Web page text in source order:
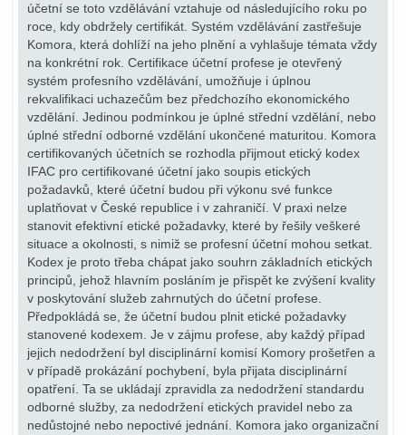
účetní se toto vzdělávání vztahuje od následujícího roku po
roce, kdy obdržely certifikát. Systém vzdělávání zastřešuje
Komora, která dohlíží na jeho plnění a vyhlašuje témata vždy
na konkrétní rok. Certifikace účetní profese je otevřený
systém profesního vzdělávání, umožňuje i úplnou
rekvalifikaci uchazečům bez předchozího ekonomického
vzdělání. Jedinou podmínkou je úplné střední vzdělání, nebo
úplné střední odborné vzdělání ukončené maturitou. Komora
certifikovaných účetních se rozhodla přijmout etický kodex
IFAC pro certifikované účetní jako soupis etických
požadavků, které účetní budou při výkonu své funkce
uplatňovat v České republice i v zahraničí. V praxi nelze
stanovit efektivní etické požadavky, které by řešily veškeré
situace a okolnosti, s nimiž se profesní účetní mohou setkat.
Kodex je proto třeba chápat jako souhrn základních etických
principů, jehož hlavním posláním je přispět ke zvýšení kvality
v poskytování služeb zahrnutých do účetní profese.
Předpokládá se, že účetní budou plnit etické požadavky
stanovené kodexem. Je v zájmu profese, aby každý případ
jejich nedodržení byl disciplinární komisí Komory prošetřen a
v případě prokázání pochybení, byla přijata disciplinární
opatření. Ta se ukládají zpravidla za nedodržení standardu
odborné služby, za nedodržení etických pravidel nebo za
nedůstojné nebo nepoctivé jednání. Komora jako organizační